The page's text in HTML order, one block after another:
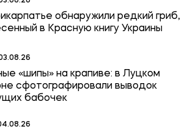
обнаружили редкий гриб,
в Красную книгу Украины
«шипы» на крапиве: в Луцком
сфотографировали выводок
бабочек